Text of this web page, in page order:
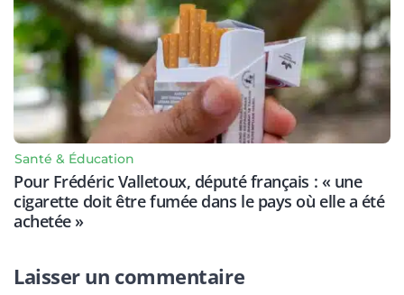
Santé & Éducation
Pour Frédéric Valletoux, député français : « une
cigarette doit être fumée dans le pays où elle a été
achetée »
Laisser un commentaire